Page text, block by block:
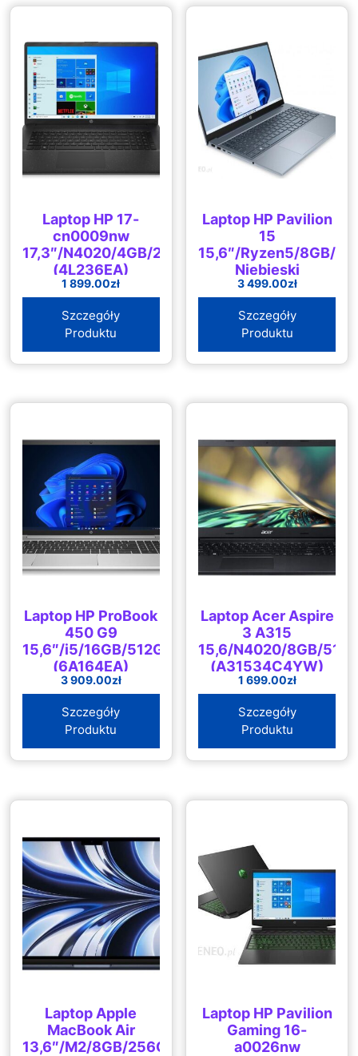
Laptop HP 17-
cn0009nw
17,3″/N4020/4GB/256GB/Win10
(4L236EA)
1 899.00zł
Szczegóły
Produktu
Laptop HP Pavilion
15
15,6″/Ryzen5/8GB/
Niebieski
(715W6EA10M2)
3 499.00zł
Szczegóły
Produktu
Laptop HP ProBook
450 G9
15,6″/i5/16GB/512GB/Win11
(6A164EA)
3 909.00zł
Szczegóły
Produktu
Laptop Acer Aspire
3 A315
15,6/N4020/8GB/
(A31534C4YW)
1 699.00zł
Szczegóły
Produktu
Laptop Apple
MacBook Air
13,6″/M2/8GB/256GB/macOS
Laptop HP Pavilion
Gaming 16-
a0026nw